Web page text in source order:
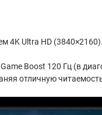
4K Ultra HD
Boost 120 Гц (в
отличную